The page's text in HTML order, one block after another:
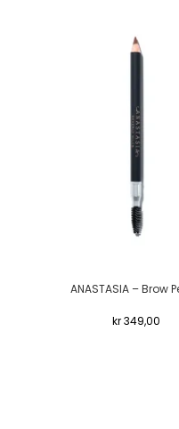
ANASTASIA – Brow
kr349,00